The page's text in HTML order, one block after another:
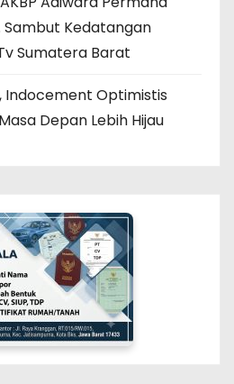
Sambut Kedatangan
Sumatera Barat
Indocement Optimistis
Depan Lebih Hijau